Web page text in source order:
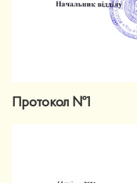
Протокол №1